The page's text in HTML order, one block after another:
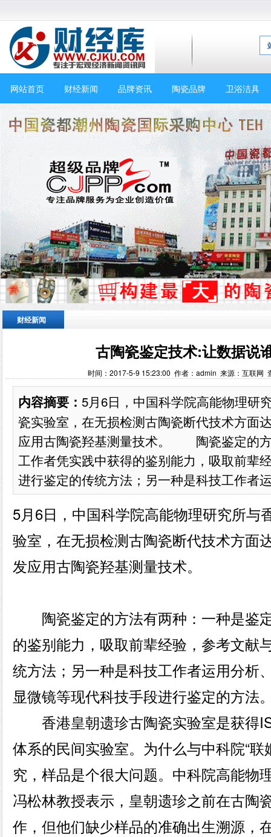
网站首页 财经新闻 品牌资讯 陶瓷品牌 卫浴洁具
财经新闻
古陶瓷鉴定技术:让数据说
时间：2017-5-9 15:23:00 作者：admin 来源：互联网
内容摘要： 5月6日，中国科学院高能物理研
瓷实验室，在无损检测古陶瓷断代技术方面
应用古陶瓷羟基测量技术。 陶瓷鉴定的
工作者凭实践中获得的鉴别能力，吸取前辈
进行鉴定的传统方法；另一种是科技工作者
5月6日，中国科学院高能物理研究所与
验室，在无损检测古陶瓷断代技术方面
发应用古陶瓷羟基测量技术。
陶瓷鉴定的方法有两种：一种是鉴
的鉴别能力，吸取前辈经验，参考文献
统方法；另一种是科技工作者运用分析
显微镜等现代科技手段进行鉴定的方法
香港皇朝遗珍古陶瓷实验室是获得
体系的民间实验室。为什么与中科院“联
究，样品是个很大问题。中科院高能物
冯松林教授表示，皇朝遗珍之前在古陶
作，但他们缺少样品的准确出生溯源，